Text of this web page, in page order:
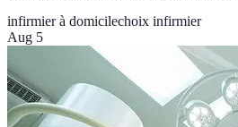
infirmier à domicilechoix infirmier
Aug 5